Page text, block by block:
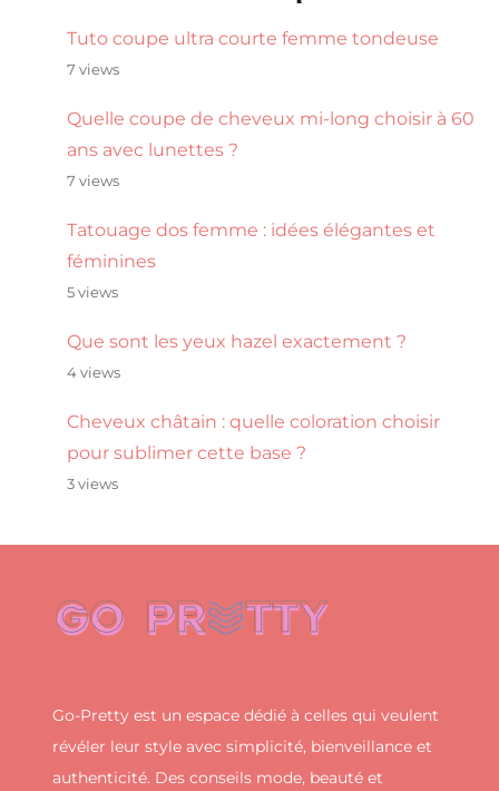
Tuto coupe ultra courte femme tondeuse
7 views
Quelle coupe de cheveux mi-long choisir à 60
ans avec lunettes ?
7 views
Tatouage dos femme : idées élégantes et
féminines
5 views
Que sont les yeux hazel exactement ?
4 views
Cheveux châtain : quelle coloration choisir
pour sublimer cette base ?
3 views
Go-Pretty est un espace dédié à celles qui veulent
révéler leur style avec simplicité, bienveillance et
authenticité. Des conseils mode, beauté et